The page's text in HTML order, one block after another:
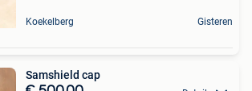
Koekelberg Gisteren
Samshield cap